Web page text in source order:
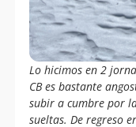
Lo hicimos en 2
CB es bastante
subir a cumbre por
sueltas. De regreso